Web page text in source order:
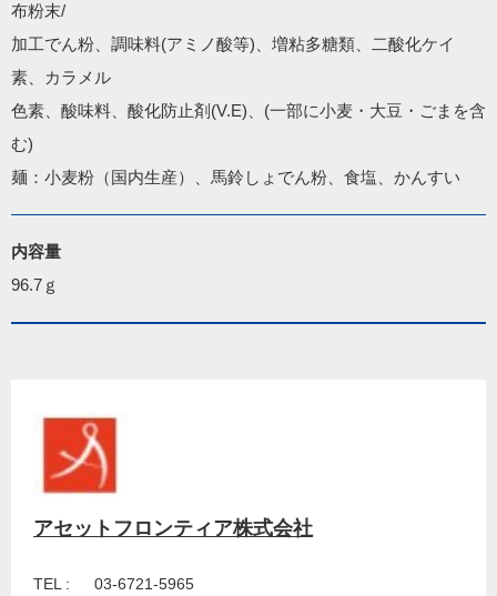
布粉末/
加工でん粉、調味料(アミノ酸等)、増粘多糖類、二酸化ケイ
素、カラメル
色素、酸味料、酸化防止剤(V.E)、(一部に小麦・大豆・ごまを含
む)
麺：小麦粉（国内生産）、馬鈴しょでん粉、食塩、かんすい
内容量
96.7ｇ
アセットフロンティア株式会社
TEL :
03-6721-5965